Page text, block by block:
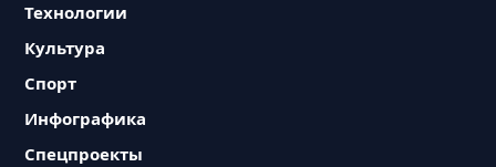
Технологии
Культура
Спорт
Инфографика
Спецпроекты